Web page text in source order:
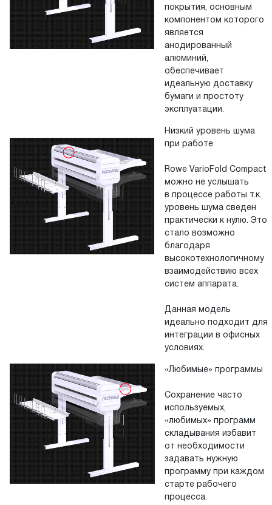
покрытия, основным
компонентом которого
является
анодированный
алюминий,
обеспечивает
идеальную доставку
бумаги и простоту
эксплуатации.
Низкий уровень шума
при работе
Rowe VarioFold Compact
можно не услышать
в процессе работы т.к.
уровень шума сведен
практически к нулю. Это
стало возможно
благодаря
высокотехнологичному
взаимодействию всех
систем аппарата.
Данная модель
идеально подходит для
интеграции в офисных
условиях.
«Любимые» программы
Сохранение часто
используемых,
«любимых» программ
складывания избавит
от необходимости
задавать нужную
программу при каждом
старте рабочего
процесса.